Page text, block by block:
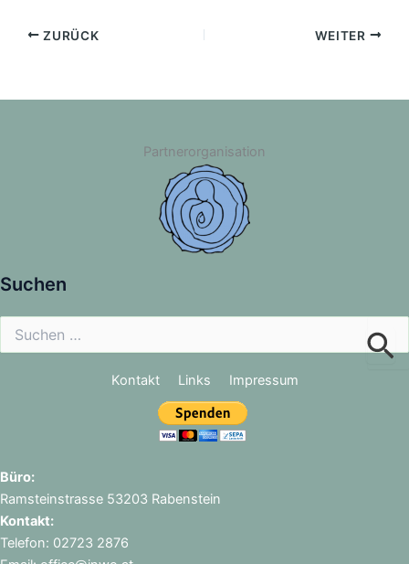
ZURÜCK WEITER
Partnerorganisation
Suchen
nach:
Kontakt Links Impressum
Büro:
Ramsteinstrasse 53203 Rabenstein
Kontakt:
Telefon: 02723 2876